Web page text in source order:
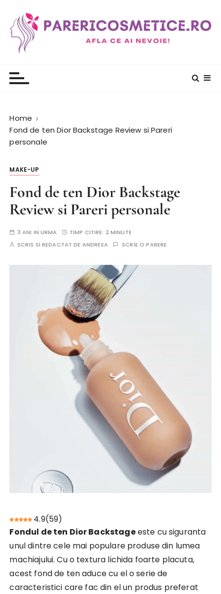
Home
Fond de ten Dior Backstage Review si Pareri
personale
MAKE-UP
Fond de ten Dior Backstage
Review si Pareri personale
3 ANI IN URMA TIMP CITIRE: 2 MINUTE
SCRIS SI REDACTAT DE ANDREEA SCRIE O PARERE
4.9(59)
Fondul de ten Dior Backstageeste cu siguranta
unul dintre cele mai populare produse din lumea
machiajului. Cu o textura lichida foarte placuta,
acest fond de ten aduce cu el o serie de
caracteristici care fac din el un produs preferat